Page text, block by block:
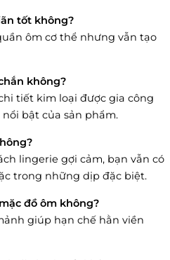
tốt không?
ôm cơ thể nhưng vẫn tạo
không?
tiết kim loại được gia công
bật của sản phẩm.
lingerie gợi cảm, bạn vẫn có
trong những dịp đặc biệt.
đồ ôm không?
giúp hạn chế hằn viền